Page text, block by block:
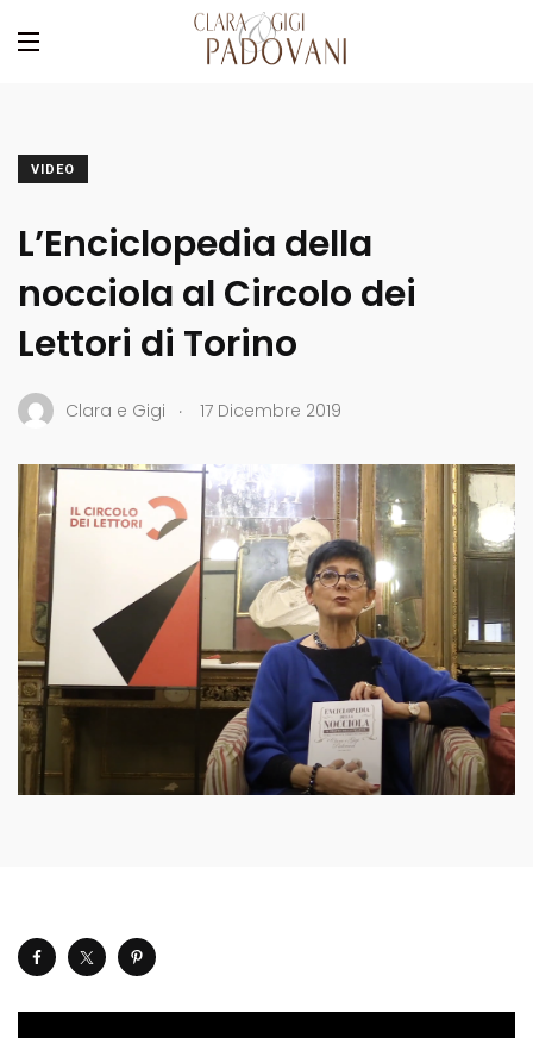
VIDEO
L’Enciclopedia della
nocciola al Circolo dei
Lettori di Torino
Clara e Gigi . 17 Dicembre 2019